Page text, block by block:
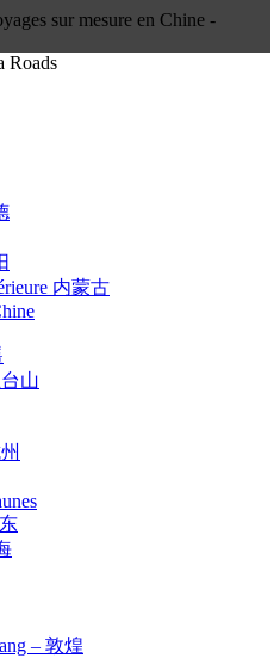
sur mesure en Chine -
Roads
内蒙古
山
– 敦煌